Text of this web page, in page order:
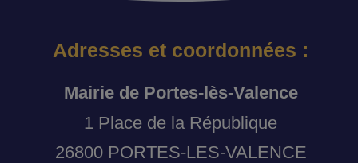
Adresses et coordonnées :
Mairie de Portes-lès-Valence
1 Place de la République
26800 PORTES-LES-VALENCE